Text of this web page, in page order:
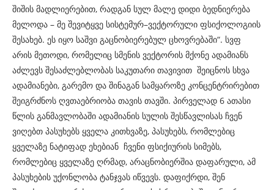
შიშის მადლიერებით, რადგან სულ მალე დიდი ბედნიერება
მელოდა – მე შევიტყვე სისტემურ–ვექტორული ფსიქოლოგიის
შესახებ. ეს იყო საშვი გაცნობიერებულ ცხოვრებაში“. სვფ
არის მეთოდი, რომელიც სმენის ვექტორის მქონე ადამიანს
აძლევს შესაძლებლობას საკუთარი თავივით შეიცნოს სხვა
ადამიანები, გარემო და შინაგან სამყაროზე კონცენტრირებით
შეიგრძნოს ღვთაებრიობა თავის თავში. პირველად 6 ათასი
წლის განმავლობაში ადამიანის სულის შესწავლისას ჩვენ
ვიღებთ პასუხებს ყველა კითხვაზე, პასუხებს, რომლებიც
ყველაზე ნატიფად ეხებიან ჩვენი ფსიქიურის სიმებს,
რომლებიც ყველაზე ღრმად, არაცნობიერშია დაფარული, ამ
პასუხების უქონლობა ტანჯვას იწვევს. დაფიქრდი, შენ